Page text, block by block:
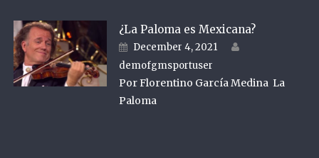
¿La Paloma es Mexicana?
Posted on
December 4, 2021
demofgmsportuser
Por Florentino García Medina La
Paloma